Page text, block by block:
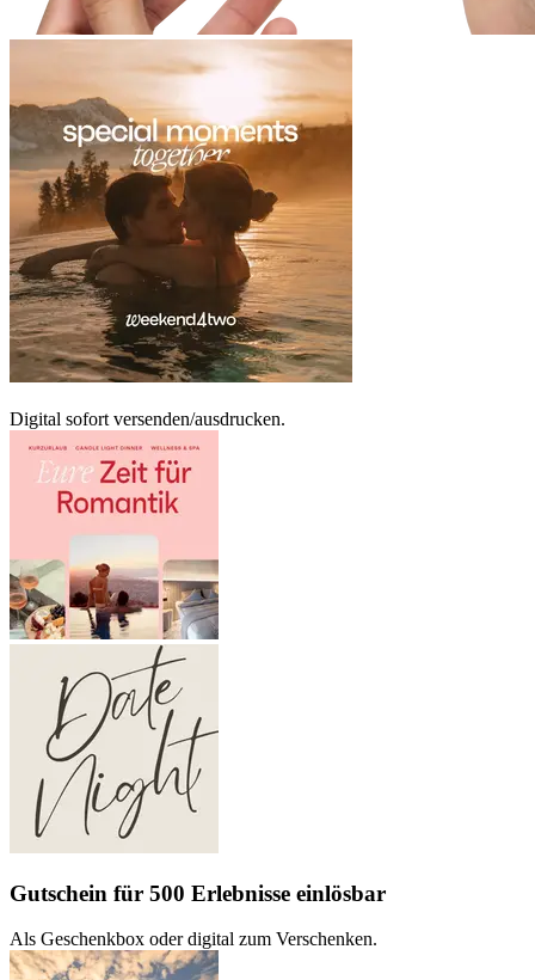
Digital sofort versenden/ausdrucken.
Gutschein für 500 Erlebnisse einlösbar
Als Geschenkbox oder digital zum Verschenken.